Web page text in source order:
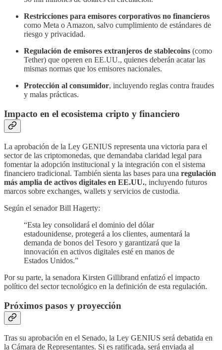
Restricciones para emisores corporativos no financieros
como Meta o Amazon, salvo cumplimiento de estándares de
riesgo y privacidad.
Regulación de emisores extranjeros de stablecoins (como
Tether) que operen en EE.UU., quienes deberán acatar las
mismas normas que los emisores nacionales.
Protección al consumidor, incluyendo reglas contra fraudes
y malas prácticas.
Impacto en el ecosistema cripto y financiero
La aprobación de la Ley GENIUS representa una victoria para el
sector de las criptomonedas, que demandaba claridad legal para
fomentar la adopción institucional y la integración con el sistema
financiero tradicional. También sienta las bases para una regulación
más amplia de activos digitales en EE.UU., incluyendo futuros
marcos sobre exchanges, wallets y servicios de custodia.
Según el senador Bill Hagerty:
“Esta ley consolidará el dominio del dólar
estadounidense, protegerá a los clientes, aumentará la
demanda de bonos del Tesoro y garantizará que la
innovación en activos digitales esté en manos de
Estados Unidos.”
Por su parte, la senadora Kirsten Gillibrand enfatizó el impacto
político del sector tecnológico en la definición de esta regulación.
Próximos pasos y proyección
Tras su aprobación en el Senado, la Ley GENIUS será debatida en
la Cámara de Representantes. Si es ratificada, será enviada al